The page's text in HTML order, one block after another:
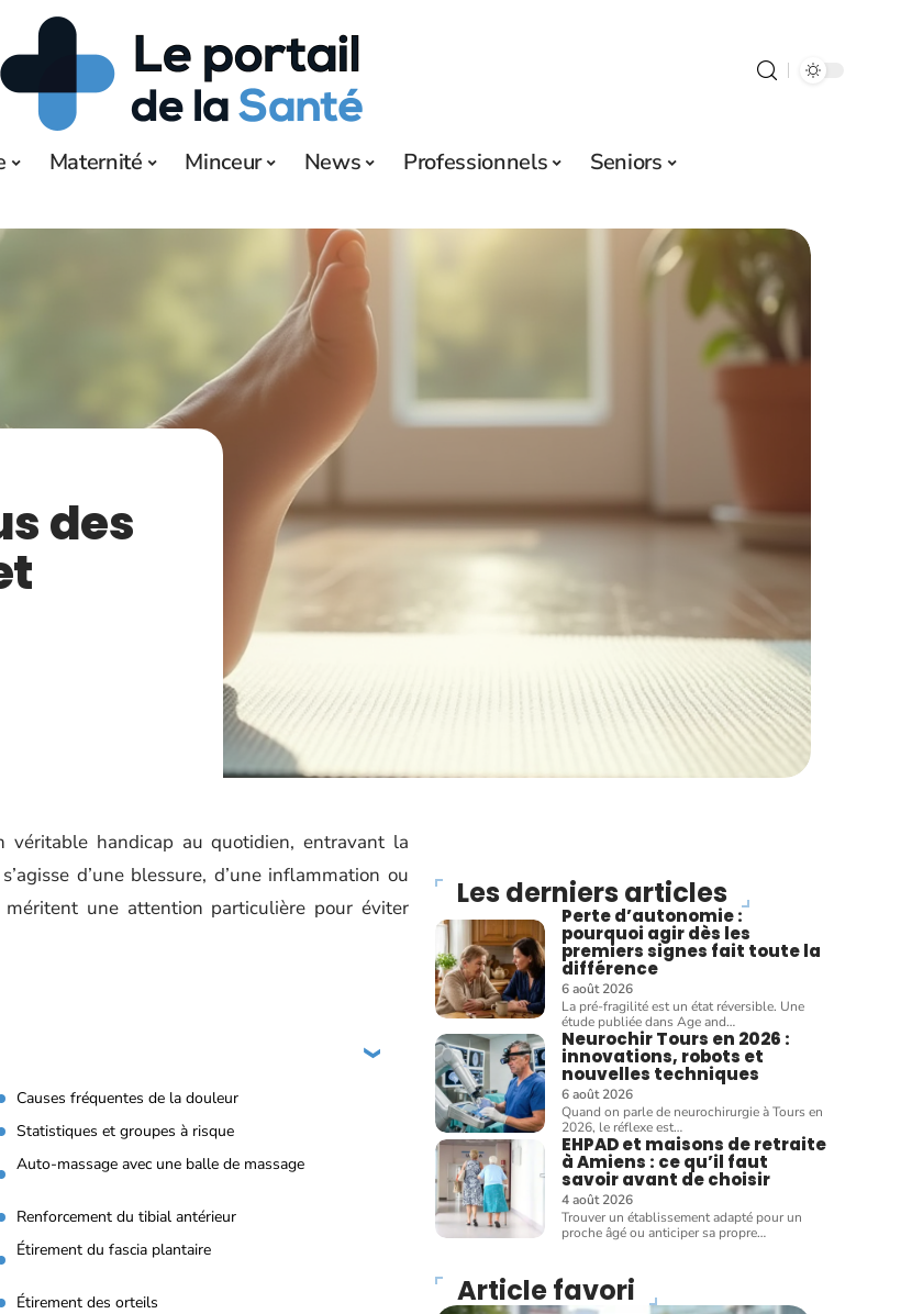
Maternité Minceur News Professionnels Seniors
des
véritable handicap au quotidien, entravant la
d’une blessure, d’une inflammation ou
méritent une attention particulière pour éviter
Causes fréquentes de la douleur
Statistiques et groupes à risque
Auto-massage avec une balle de massage
Renforcement du tibial antérieur
Étirement du fascia plantaire
Étirement des orteils
Les derniers articles
Perte d’autonomie :
pourquoi agir dès les
premiers signes fait toute la
différence
6 août 2026
La pré-fragilité est un état réversible. Une
étude publiée dans Age and…
Neurochir Tours en 2026 :
innovations, robots et
nouvelles techniques
6 août 2026
Quand on parle de neurochirurgie à Tours en
2026, le réflexe est…
EHPAD et maisons de retraite
à Amiens : ce qu’il faut
savoir avant de choisir
4 août 2026
Trouver un établissement adapté pour un
proche âgé ou anticiper sa propre…
Article favori